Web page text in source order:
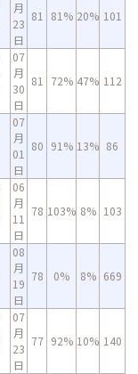
月
23
日
81 81% 20% 101
07
月
30
日
81 72% 47% 112
07
月
01
日
80 91% 13% 86
06
月
11
日
78 103% 8% 103
08
月
19
日
78 0% 8% 669
07
月
23
日
77 92% 10% 140